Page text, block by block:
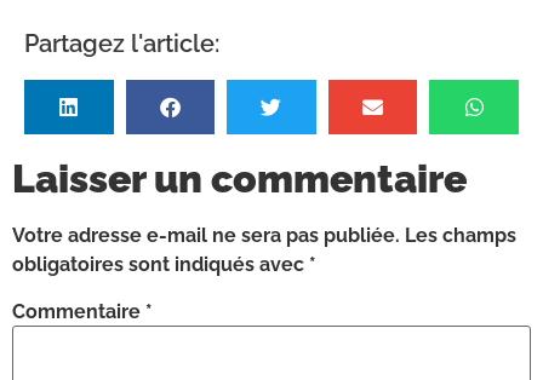
Partagez l'article:
Laisser un commentaire
Votre adresse e-mail ne sera pas publiée. Les champs
obligatoires sont indiqués avec *
Commentaire *